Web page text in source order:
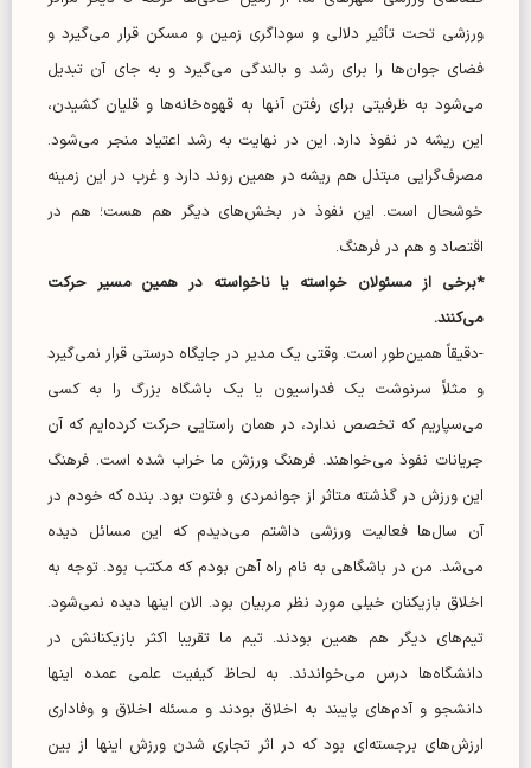
ورزشی تحت تأثیر دلالی و سوداگری زمین و مسکن قرار می‌گیرد و
فضای جوان‌ها را برای رشد و بالندگی می‌گیرد و به جای آن تبدیل
می‌شود به ظرفیتی برای رفتن آنها به قهوه‌خانه‌ها و قلیان کشیدن،
این ریشه در نفوذ دارد. این در نهایت به رشد اعتیاد منجر می‌شود.
مصرف‌گرایی مبتذل هم ریشه در همین روند دارد و غرب در این زمینه
خوشحال است. این نفوذ در بخش‌های دیگر هم هست؛ هم در
اقتصاد و هم در فرهنگ.
*برخی از مسئولان خواسته یا ناخواسته در همین مسیر حرکت
می‌کنند.
-دقیقاً همین‌طور است. وقتی یک مدیر در جایگاه درستی قرار نمی‌گیرد
و مثلاً سرنوشت یک فدراسیون یا یک باشگاه بزرگ را به کسی
می‌سپاریم که تخصص ندارد، در همان راستایی حرکت کرده‌ایم که آن
جریانات نفوذ می‌خواهند. فرهنگ ورزش ما خراب شده است. فرهنگ
این ورزش در گذشته متاثر از جوانمردی و فتوت بود. بنده که خودم در
آن سال‌ها فعالیت ورزشی داشتم می‌دیدم که این مسائل دیده
می‌شد. من در باشگاهی به نام راه آهن بودم که مکتب بود. توجه به
اخلاق بازیکنان خیلی مورد نظر مربیان بود. الان اینها دیده نمی‌شود.
تیم‌های دیگر هم همین بودند. تیم ما تقریبا اکثر بازیکنانش در
دانشگاه‌ها درس می‌خواندند. به لحاظ کیفیت علمی عمده اینها
دانشجو و آدم‌های پایبند به اخلاق بودند و مسئله اخلاق و وفاداری
ارزش‌های برجسته‌ای بود که در اثر تجاری شدن ورزش اینها از بین